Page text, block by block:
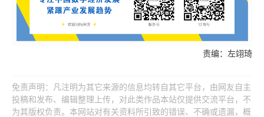
责编：左翊琦
免责声明：凡注明为其它来源的信息均转自其它平台，由网友自主
投稿和发布、编辑整理上传，对此类作品本站仅提供交流平台，不
为其版权负责。本网站对有关资料所引致的错误、不确或遗漏，概